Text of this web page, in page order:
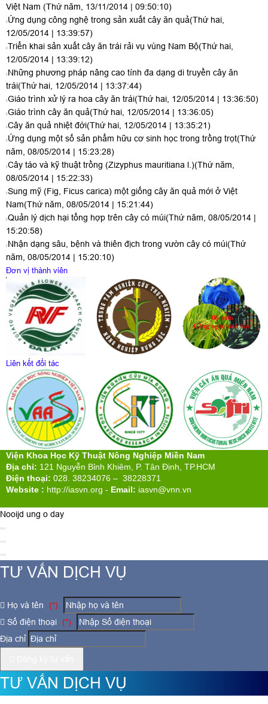
Việt Nam (Thứ năm, 13/11/2014 | 09:50:10)
Ứng dụng công nghệ trong sản xuất cây ăn quả(Thứ hai,
12/05/2014 | 13:39:57)
Triển khai sản xuất cây ăn trái rải vụ vùng Nam Bộ(Thứ hai,
12/05/2014 | 13:39:12)
Những phương pháp nâng cao tính đa dạng di truyền cây ăn
trái(Thứ hai, 12/05/2014 | 13:37:44)
Giáo trình xử lý ra hoa cây ăn trái(Thứ hai, 12/05/2014 | 13:36:50)
Giáo trình cây ăn quả(Thứ hai, 12/05/2014 | 13:36:05)
Cây ăn quả nhiệt đới(Thứ hai, 12/05/2014 | 13:35:21)
Ứng dụng một số sản phẩm hữu cơ sinh học trong trồng trọt(Thứ
năm, 08/05/2014 | 15:23:28)
Cây táo và kỹ thuật trồng (Zizyphus mauritiana l.)(Thứ năm,
08/05/2014 | 15:22:33)
Sung mỹ (Fig, Ficus carica) một giống cây ăn quả mới ở Việt
Nam(Thứ năm, 08/05/2014 | 15:21:44)
Quản lý dịch hại tổng hợp trên cây có múi(Thứ năm, 08/05/2014 |
15:20:58)
Nhận dạng sâu, bệnh và thiên địch trong vườn cây có múi(Thứ
năm, 08/05/2014 | 15:20:10)
Đơn vị thành viên
Liên kết đối tác
Viện Khoa Học Kỹ Thuật Nông Nghiệp Miền Nam
Địa chỉ: 121 Nguyễn Bỉnh Khiêm, P. Tân Định, TP.HCM
Điện thoại: 028. 38234076 – 38228371
Website : http://iasvn.org - Email: iasvn@vnn.vn
Nooijd ung o day
TƯ VẤN DỊCH VỤ
Họ và tên
(*)
Số điện thoại
(*)
Địa chỉ
TƯ VẤN DỊCH VỤ